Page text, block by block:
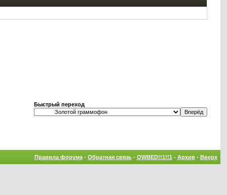
Быстрый переход
Правила форума- Обратная связь- OWBED!!1!!1 - Архив- Вверх